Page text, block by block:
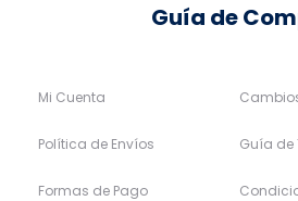
Guía de
Mi Cuenta
Política de Envíos
Formas de Pago
Guía de